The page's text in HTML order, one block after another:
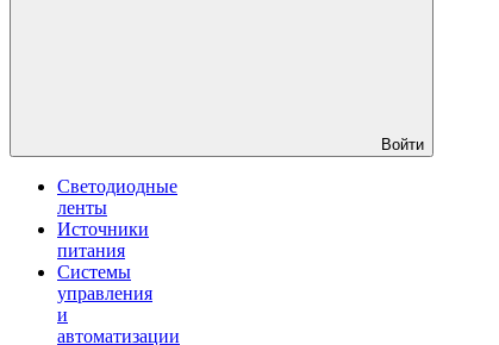
Войти
Светодиодные
ленты
Источники
питания
Системы
управления
и
автоматизации